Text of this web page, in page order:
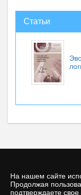
На нашем сайте
Продолжая
подтверждаете свое
Статьи